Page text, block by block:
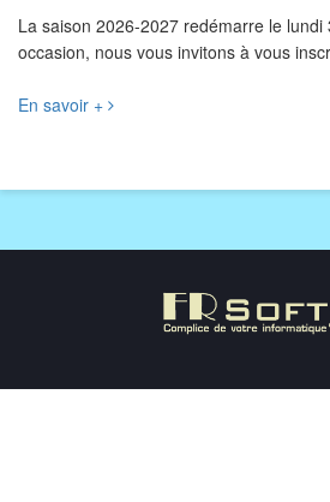
La saison 2026-2027 redémarre le lundi
occasion, nous vous invitons à vous
En savoir +